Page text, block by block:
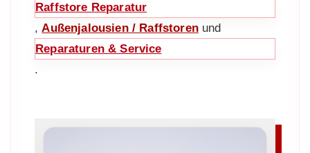
Raffstore Reparatur
,Außenjalousien / Raffstorenund
Reparaturen & Service
.